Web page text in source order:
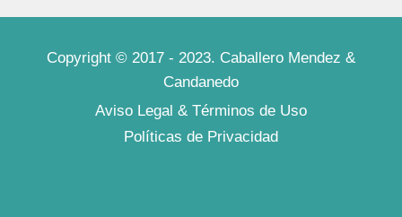
Copyright © 2017 - 2023. Caballero Mendez &
Candanedo
Aviso Legal & Términos de Uso
Políticas de Privacidad